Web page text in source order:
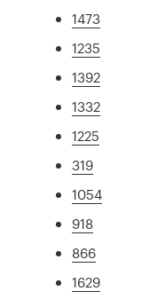
1473
1235
1392
1332
1225
319
1054
918
866
1629